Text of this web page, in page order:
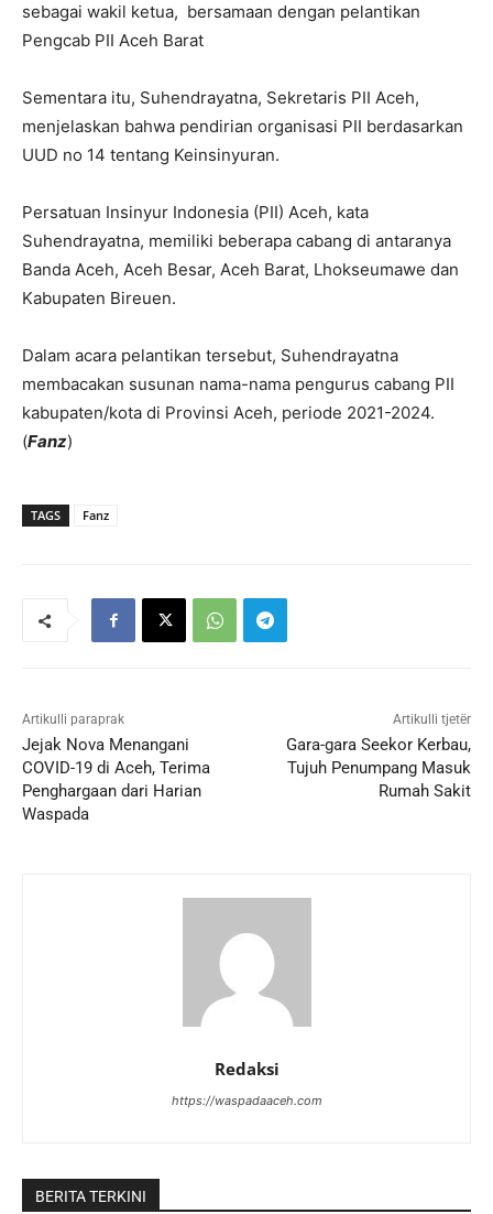
sebagai wakil ketua, bersamaan dengan pelantikan
Pengcab PII Aceh Barat
Sementara itu, Suhendrayatna, Sekretaris PII Aceh,
menjelaskan bahwa pendirian organisasi PII berdasarkan
UUD no 14 tentang Keinsinyuran.
Persatuan Insinyur Indonesia (PII) Aceh, kata
Suhendrayatna, memiliki beberapa cabang di antaranya
Banda Aceh, Aceh Besar, Aceh Barat, Lhokseumawe dan
Kabupaten Bireuen.
Dalam acara pelantikan tersebut, Suhendrayatna
membacakan susunan nama-nama pengurus cabang PII
kabupaten/kota di Provinsi Aceh, periode 2021-2024.
(Fanz)
TAGS Fanz
Artikulli paraprak
Jejak Nova Menangani
COVID-19 di Aceh, Terima
Penghargaan dari Harian
Waspada
Artikulli tjetër
Gara-gara Seekor Kerbau,
Tujuh Penumpang Masuk
Rumah Sakit
Redaksi
https://waspadaaceh.com
BERITA TERKINI